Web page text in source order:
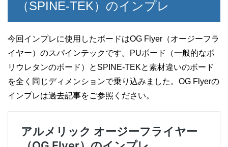
（SPINE-TEK）のインプレ
今回インプレに使用したボードはOG Flyer（オージーフラ
イヤー）のスパインテックです。PUボード（一般的なポ
リウレタンのボード）とSPINE-TEKと素材違いのボード
を全く同じディメンションで乗り込みました。OG Flyerの
インプレは過去記事をご参照ください。